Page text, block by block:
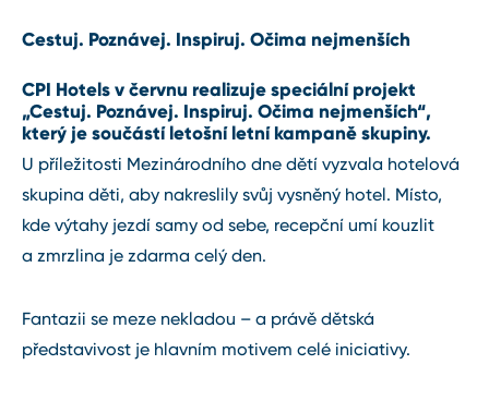
Cestuj. Poznávej. Inspiruj. Očima nejmenších
CPI Hotels v červnu realizuje speciální projekt
„Cestuj. Poznávej. Inspiruj. Očima nejmenších“,
který je součástí letošní letní kampaně skupiny.
U příležitosti Mezinárodního dne dětí vyzvala hotelová
skupina děti, aby nakreslily svůj vysněný hotel. Místo,
kde výtahy jezdí samy od sebe, recepční umí kouzlit
a zmrzlina je zdarma celý den.
Fantazii se meze nekladou – a právě dětská
představivost je hlavním motivem celé iniciativy.